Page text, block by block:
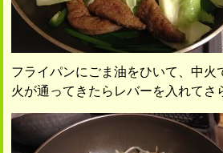
フライパンにごま油をひいて、中火
火が通ってきたらレバーを入れてさ